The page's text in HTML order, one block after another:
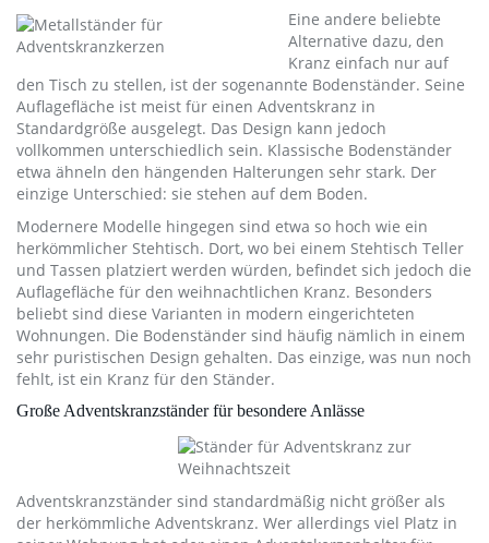
Eine andere beliebte
Alternative dazu, den
Kranz einfach nur auf
den Tisch zu stellen, ist der sogenannte Bodenständer. Seine
Auflagefläche ist meist für einen Adventskranz in
Standardgröße ausgelegt. Das Design kann jedoch
vollkommen unterschiedlich sein. Klassische Bodenständer
etwa ähneln den hängenden Halterungen sehr stark. Der
einzige Unterschied: sie stehen auf dem Boden.
Modernere Modelle hingegen sind etwa so hoch wie ein
herkömmlicher Stehtisch. Dort, wo bei einem Stehtisch Teller
und Tassen platziert werden würden, befindet sich jedoch die
Auflagefläche für den weihnachtlichen Kranz. Besonders
beliebt sind diese Varianten in modern eingerichteten
Wohnungen. Die Bodenständer sind häufig nämlich in einem
sehr puristischen Design gehalten. Das einzige, was nun noch
fehlt, ist ein Kranz für den Ständer.
Große Adventskranzständer für besondere Anlässe
Adventskranzständer sind standardmäßig nicht größer als
der herkömmliche Adventskranz. Wer allerdings viel Platz in